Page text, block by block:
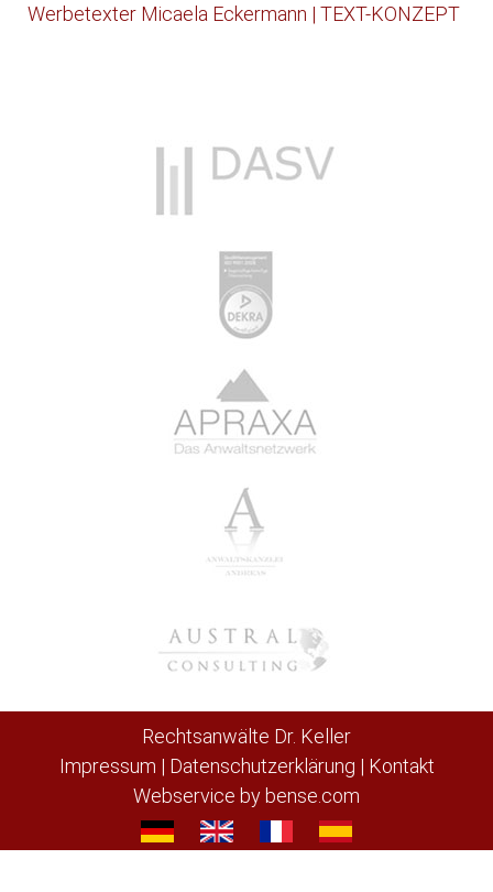
Werbetexter Micaela Eckermann | TEXT-KONZEPT
Rechtsanwälte Dr. Keller
Impressum | Datenschutzerklärung | Kontakt
Webservice bybense.com